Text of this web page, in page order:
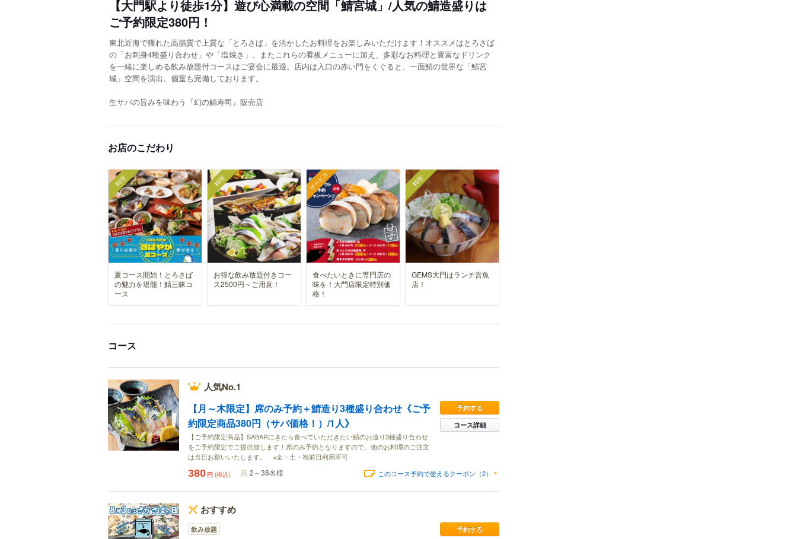
【大門駅より徒歩1分】遊び心満載の空間「鯖宮城」/人気の鯖造盛りは
ご予約限定380円！
東北近海で獲れた高脂質で上質な「とろさば」を活かしたお料理をお楽しみいただけます！オススメはとろさば
の「お刺身4種盛り合わせ」や「塩焼き」。またこれらの看板メニューに加え、多彩なお料理と豊富なドリンク
を一緒に楽しめる飲み放題付コースはご宴会に最適。店内は入口の赤い門をくぐると、一面鯖の世界な「鯖宮
城」空間を演出。個室も完備しております。
生サバの旨みを味わう『幻の鯖寿司』販売店
お店のこだわり
料理
夏コース開始！とろさば
の魅力を堪能！鯖三昧コ
ース
料理
お得な飲み放題付きコー
ス2500円～ご用意！
サービス
食べたいときに専門店の
味を！大門店限定特別価
格！
料理
GEMS大門はランチ営魚
店！
コース
人気No.1
【月～木限定】席のみ予約＋鯖造り3種盛り合わせ《ご予
約限定商品380円（サバ価格！）/1人》
【ご予約限定商品】SABARにきたら食べていただきたい鯖のお造り3種盛り合わせ
をご予約限定でご提供致します！席のみ予約となりますので、他のお料理のご注文
は当日お願いいたします。 ※金・土・祝前日利用不可
予約する
コース詳細
380 円 (税込) 2～38名様 このコース予約で使えるクーポン（2）
おすすめ
飲み放題
予約する